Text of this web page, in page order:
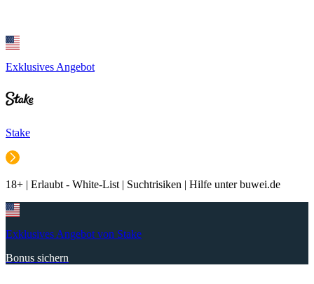
Exklusives Angebot
Stake
18+ | Erlaubt - White-List | Suchtrisiken | Hilfe unter buwei.de
Exklusives Angebot von Stake
Bonus sichern